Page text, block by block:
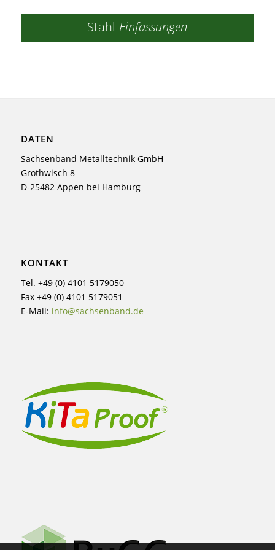
Stahl-Einfassungen
DATEN
Sachsenband Metalltechnik GmbH
Grothwisch 8
D-25482 Appen bei Hamburg
KONTAKT
Tel. +49 (0) 4101 5179050
Fax +49 (0) 4101 5179051
E-Mail: info@sachsenband.de